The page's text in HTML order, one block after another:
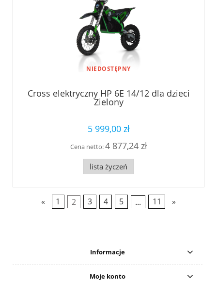
NIEDOSTĘPNY
Cross elektryczny HP 6E 14/12 dla dzieci
Zielony
5 999,00 zł
Cena netto:4 877,24 zł
lista życzeń
« 1 2 3 4 5 ... 11 »
Informacje
Moje konto